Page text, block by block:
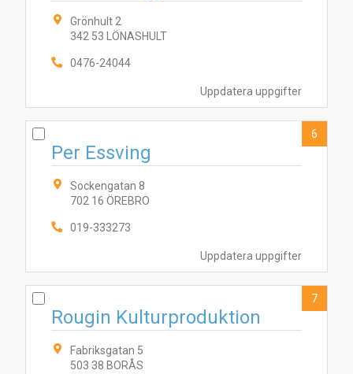
Uppdatera uppgifter
Grönhult 2
342 53 LÖNASHULT
0476-24044
Uppdatera uppgifter
Per Essving
Sockengatan 8
702 16 ÖREBRO
019-333273
6
Rougin Kulturproduktion
Fabriksgatan 5
503 38 BORÅS
7